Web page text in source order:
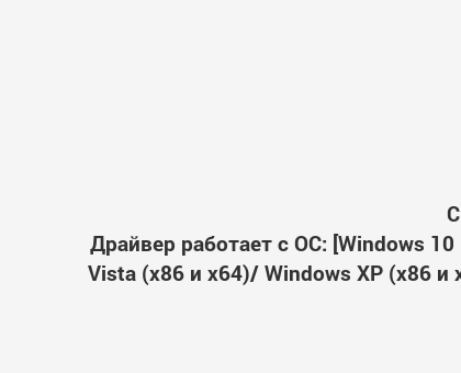
Драйвер работает с ОС: [Windows
Vista (x86 и x64)/ Windows XP (x86